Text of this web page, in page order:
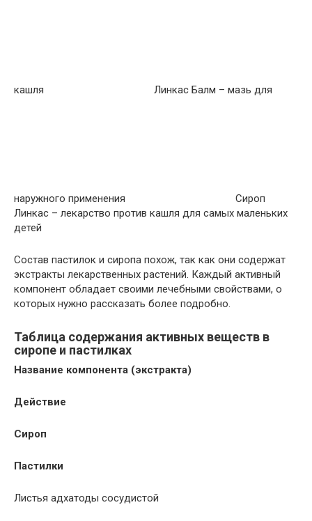
кашля Линкас Балм – мазь для
наружного применения
Сироп
Линкас – лекарство против кашля для самых маленьких
детей
Состав пастилок и сиропа похож, так как они содержат
экстракты лекарственных растений. Каждый активный
компонент обладает своими лечебными свойствами, о
которых нужно рассказать более подробно.
Таблица содержания активных веществ в
сиропе и пастилках
Название компонента (экстракта)
Действие
Сироп
Пастилки
Листья адхатоды сосудистой